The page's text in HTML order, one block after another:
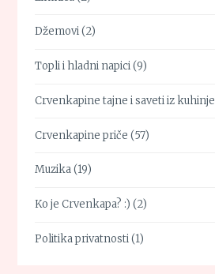
Džemovi(2)
Topli i hladni napici(9)
Crvenkapine tajne i saveti iz kuhinje
Crvenkapine priče (57)
Muzika(19)
Ko je Crvenkapa? :) (2)
Politika privatnosti(1)